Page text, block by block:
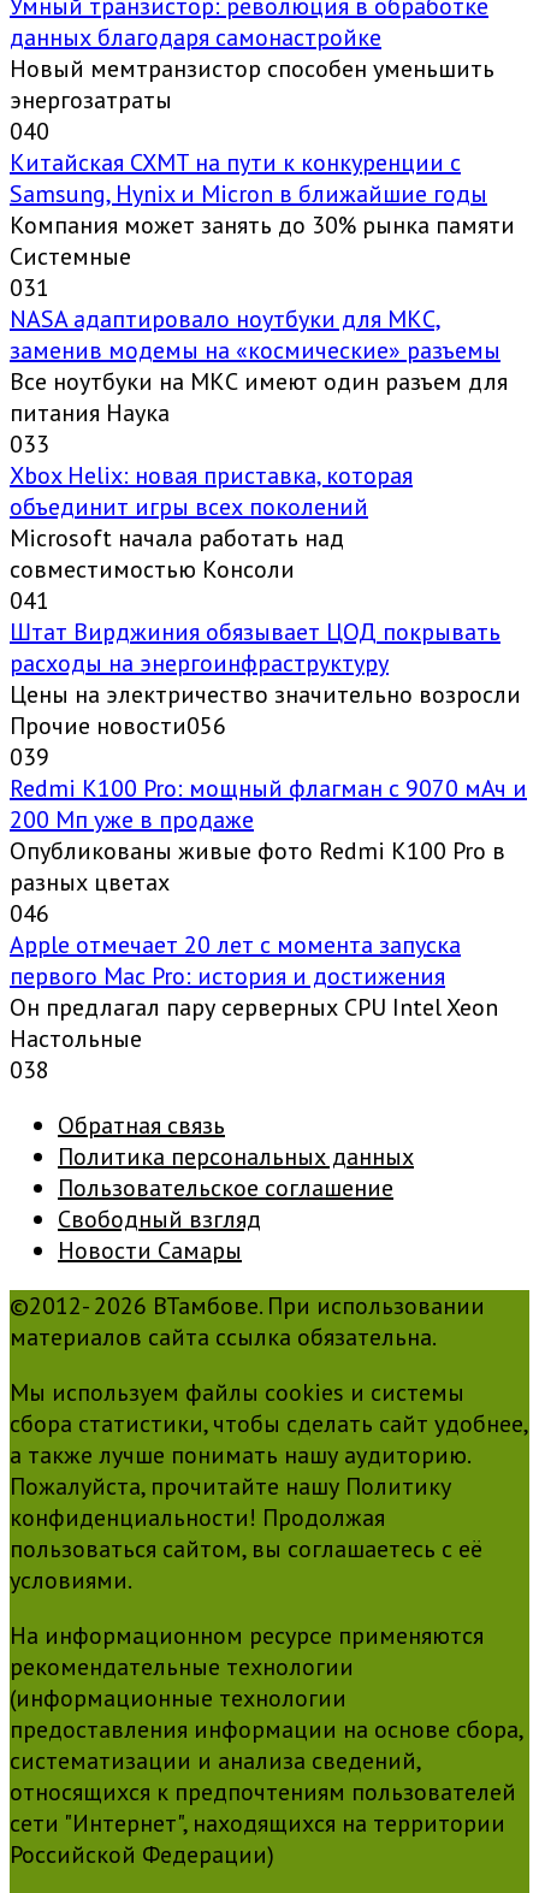
данных благодаря самонастройке
Новый мемтранзистор способен уменьшить
энергозатраты
040
Китайская CXMT на пути к конкуренции с
Samsung, Hynix и Micron в ближайшие годы
Компания может занять до 30% рынка памяти
Системные
031
NASA адаптировало ноутбуки для МКС,
заменив модемы на «космические» разъемы
Все ноутбуки на МКС имеют один разъем для
питания Наука
033
Xbox Helix: новая приставка, которая
объединит игры всех поколений
Microsoft начала работать над
совместимостью Консоли
041
Штат Вирджиния обязывает ЦОД покрывать
расходы на энергоинфраструктуру
Цены на электричество значительно возросли
Прочие новости056
039
Redmi K100 Pro: мощный флагман с 9070 мАч и
200 Мп уже в продаже
Опубликованы живые фото Redmi K100 Pro в
разных цветах
046
Apple отмечает 20 лет с момента запуска
первого Mac Pro: история и достижения
Он предлагал пару серверных CPU Intel Xeon
Настольные
038
Обратная связь
Политика персональных данных
Пользовательское соглашение
Свободный взгляд
Новости Самары
©2012- 2026 ВТамбове. При использовании
материалов сайта ссылка обязательна.
Мы используем файлы cookies и системы
сбора статистики, чтобы сделать сайт удобнее,
а также лучше понимать нашу аудиторию.
Пожалуйста, прочитайте нашу Политику
конфиденциальности! Продолжая
пользоваться сайтом, вы соглашаетесь с её
условиями.
На информационном ресурсе применяются
рекомендательные технологии
(информационные технологии
предоставления информации на основе сбора,
систематизации и анализа сведений,
относящихся к предпочтениям пользователей
сети "Интернет", находящихся на территории
Российской Федерации)